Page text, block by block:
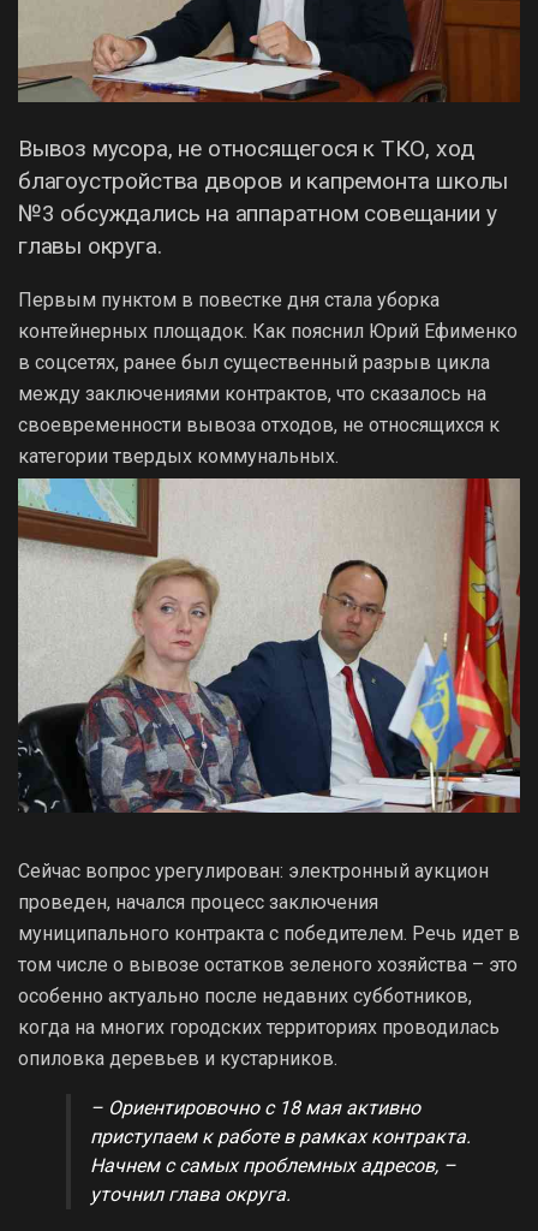
Вывоз мусора, не относящегося к ТКО, ход
благоустройства дворов и капремонта школы
№3 обсуждались на аппаратном совещании у
главы округа.
Первым пунктом в повестке дня стала уборка
контейнерных площадок. Как пояснил Юрий Ефименко
в соцсетях, ранее был существенный разрыв цикла
между заключениями контрактов, что сказалось на
своевременности вывоза отходов, не относящихся к
категории твердых коммунальных.
Сейчас вопрос урегулирован: электронный аукцион
проведен, начался процесс заключения
муниципального контракта с победителем. Речь идет в
том числе о вывозе остатков зеленого хозяйства – это
особенно актуально после недавних субботников,
когда на многих городских территориях проводилась
опиловка деревьев и кустарников.
– Ориентировочно с 18 мая активно
приступаем к работе в рамках контракта.
Начнем с самых проблемных адресов, –
уточнил глава округа.